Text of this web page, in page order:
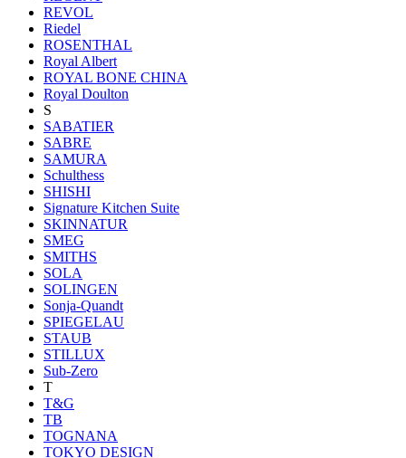
REVOL
Riedel
ROSENTHAL
Royal Albert
ROYAL BONE CHINA
Royal Doulton
S
SABATIER
SABRE
SAMURA
Schulthess
SHISHI
Signature Kitchen Suite
SKINNATUR
SMEG
SMITHS
SOLA
SOLINGEN
Sonja-Quandt
SPIEGELAU
STAUB
STILLUX
Sub-Zero
T
T&G
TB
TOGNANA
TOKYO DESIGN